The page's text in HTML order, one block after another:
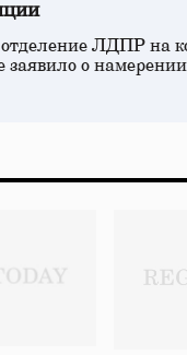
отделение ЛДПР на
заявило о